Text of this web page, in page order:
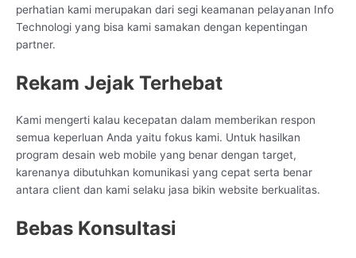
perhatian kami merupakan dari segi keamanan pelayanan Info
Technologi yang bisa kami samakan dengan kepentingan
partner.
Rekam Jejak Terhebat
Kami mengerti kalau kecepatan dalam memberikan respon
semua keperluan Anda yaitu fokus kami. Untuk hasilkan
program desain web mobile yang benar dengan target,
karenanya dibutuhkan komunikasi yang cepat serta benar
antara client dan kami selaku jasa bikin website berkualitas.
Bebas Konsultasi